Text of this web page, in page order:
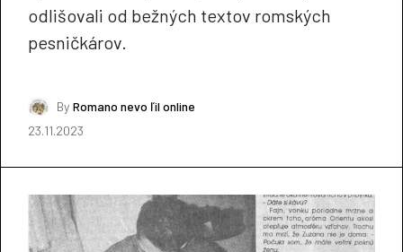
odlišovali od bežných textov romských
pesničkárov.
By Romano nevo ľil online
23.11.2023